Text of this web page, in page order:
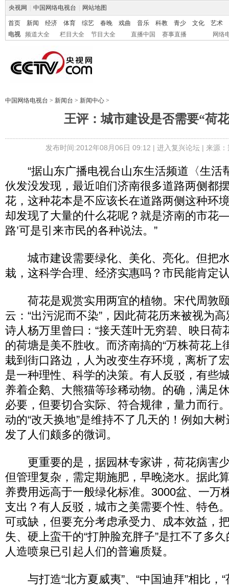
央视网 中国网络电视台 网站地图
首页 新闻 经济 体育 综艺 春晚 戏曲 音乐 科教 青少 文化
艺术
电视
频道大全 栏目大全 节目大全 直播中国 赛事直播 网络
中国网络电视台 > 新闻台 > 新闻中心 >
王评：城市建设是否需要“荷
发布时间:2012年08月06日 09:12 | 进入复兴论坛| 来源
“据山东广播电视台山东生活频道〈生活
伙发没发现，最近咱们济南很多道路两侧都
花，这种花本是不应该长在道路两侧这种环
却发现了大量的什么花呢？就是济南的市花
路’可是引来市民的各种说法。”
城市建设需要绿化、美化、亮化。但把
栽，这科学合理、经济实惠吗？市民能肯定
荷花是观赏实用两宜的植物。宋代周敦
云：“出污泥而不染”，因此荷花历来被视为
诗人杨万里曾曰：“接天莲叶无穷碧、映日荷
的荷塘是美不胜收。而济南搞的“万株荷花上
栽到街口路边，人为改变生存环境，离析了
是一种理性、科学的决策。有人反驳，有些
养着企鹅、大熊猫等珍稀动物。的确，满足
必要，但要切合实际、符合规律，量力而行
动的“改天换地”是维持不了几天的！例如大
发了人们颇多的微词。
更重要的是，据园林专家讲，荷花病害
但管理复杂，需定期施肥，早晚浇水。据此
养费用远高于一般绿化标准。3000盆、一万
支出？有人反驳，城市之美需要个性、特色
可或缺，但要充分考虑承受力、成本效益，
失、硬上蛮干的“打肿脸充胖子”是扛不了多
人造喷泉已引起人们的普遍质疑。
与打造“北方夏威夷”、“中国迪拜”相比，“